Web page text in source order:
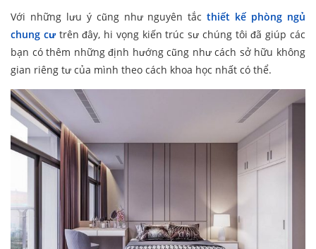
Với những lưu ý cũng như nguyên tắcthiết kế phòng ngủ
chung cưtrên đây, hi vọng kiến trúc sư chúng tôi đã giúp các
bạn có thêm những định hướng cũng như cách sở hữu không
gian riêng tư của mình theo cách khoa học nhất có thể.